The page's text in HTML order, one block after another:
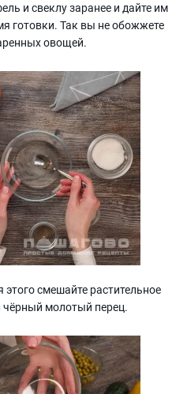
и свеклу заранее и дайте им
готовки. Так вы не обожжете
овощей.
этого смешайте растительное
чёрный молотый перец.